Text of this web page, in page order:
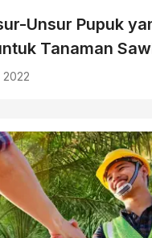
Unsur Pupuk
Tanaman
2022